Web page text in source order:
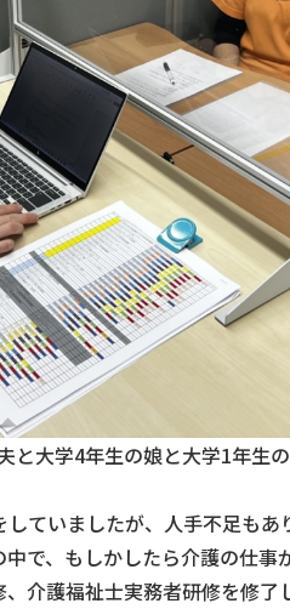
大学4年生の娘と大学1年生の
ていましたが、人手不足もあ
で、もしかしたら介護の仕
介護福祉士実務者研修を修